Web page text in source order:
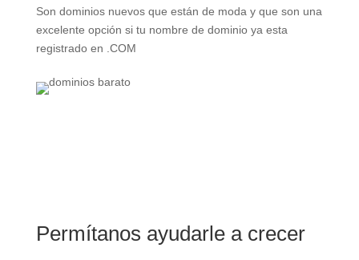
Son dominios nuevos que están de moda y que son una
excelente opción si tu nombre de dominio ya esta
registrado en .COM
Permítanos ayudarle a crecer